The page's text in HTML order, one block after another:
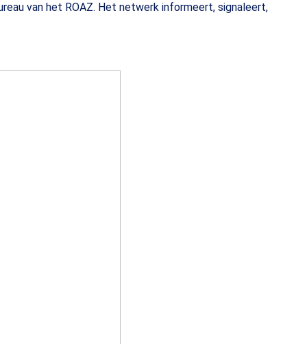
van het ROAZ. Het netwerk informeert, signaleert,